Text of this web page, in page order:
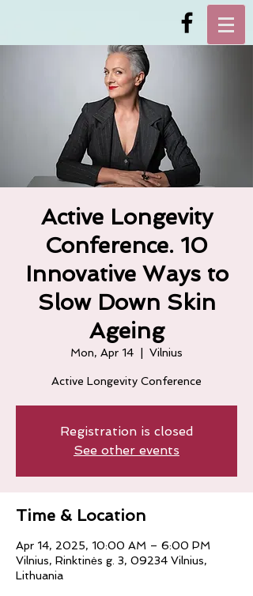
Active Longevity
Conference. 10
Innovative Ways to
Slow Down Skin
Ageing
Mon, Apr 14 Vilnius
Active Longevity Conference
Registration is closed
See other events
Time & Location
Apr 14, 2025, 10:00 AM – 6:00 PM
Vilnius, Rinktinės g. 3, 09234 Vilnius,
Lithuania